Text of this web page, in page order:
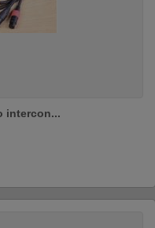
intercon...